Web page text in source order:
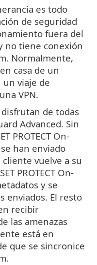
es todo
de seguridad
fuera del
no tiene conexión
Normalmente,
casa de un
un viaje de
VPN.
de todas
Advanced. Sin
PROTECT On-
han enviado
vuelve a su
PROTECT On-
y se
enviados. El resto
recibir
las amenazas
está en
que se sincronice